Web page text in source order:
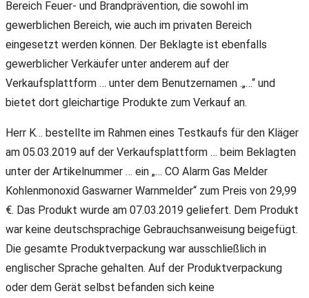
Bereich Feuer- und Brandprävention, die sowohl im
gewerblichen Bereich, wie auch im privaten Bereich
eingesetzt werden können. Der Beklagte ist ebenfalls
gewerblicher Verkäufer unter anderem auf der
Verkaufsplattform … unter dem Benutzernamen .„…“ und
bietet dort gleichartige Produkte zum Verkauf an.
Herr K… bestellte im Rahmen eines Testkaufs für den Kläger
am 05.03.2019 auf der Verkaufsplattform … beim Beklagten
unter der Artikelnummer … ein „… CO Alarm Gas Melder
Kohlenmonoxid Gaswarner Warnmelder“ zum Preis von 29,99
€. Das Produkt wurde am 07.03.2019 geliefert. Dem Produkt
war keine deutschsprachige Gebrauchsanweisung beigefügt.
Die gesamte Produktverpackung war ausschließlich in
englischer Sprache gehalten. Auf der Produktverpackung
oder dem Gerät selbst befanden sich keine